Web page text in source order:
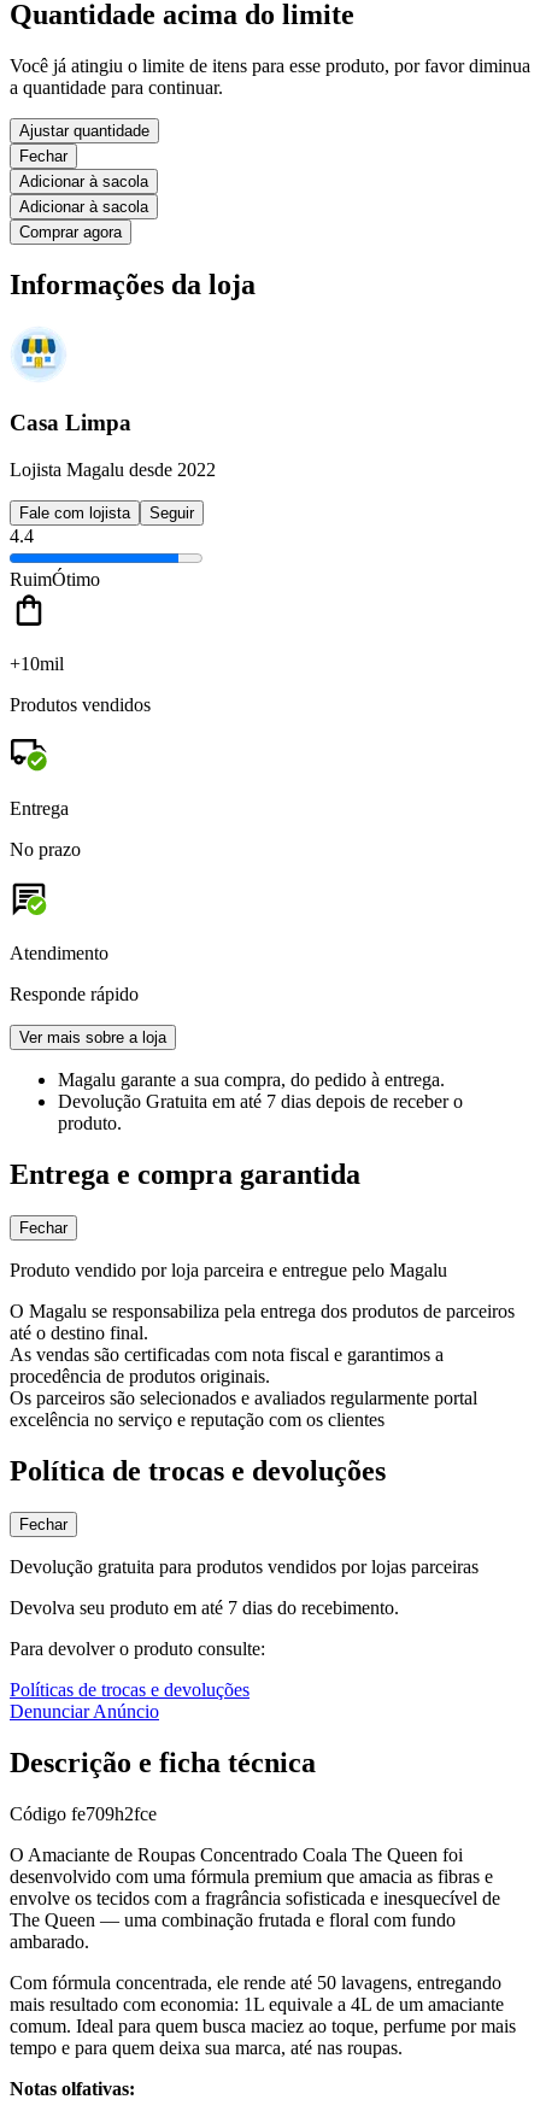
Quantidade acima do limite
Você já atingiu o limite de itens para esse produto, por favor diminua
a quantidade para continuar.
Ajustar quantidade
Fechar
Adicionar à sacola
Adicionar à sacola
Comprar agora
Informações da loja
Casa Limpa
Lojista Magalu desde 2022
Fale com lojista Seguir
4.4
RuimÓtimo
+10mil
Produtos vendidos
Entrega
No prazo
Atendimento
Responde rápido
Ver mais sobre a loja
Magalu garante a sua compra, do pedido à entrega.
Devolução Gratuita em até 7 dias depois de receber o
produto.
Entrega e compra garantida
Fechar
Produto vendido por loja parceira e entregue pelo Magalu
O Magalu se responsabiliza pela entrega dos produtos de parceiros
até o destino final.
As vendas são certificadas com nota fiscal e garantimos a
procedência de produtos originais.
Os parceiros são selecionados e avaliados regularmente portal
excelência no serviço e reputação com os clientes
Política de trocas e devoluções
Fechar
Devolução gratuita para produtos vendidos por lojas parceiras
Devolva seu produto em até 7 dias do recebimento.
Para devolver o produto consulte:
Políticas de trocas e devoluções
Denunciar Anúncio
Descrição e ficha técnica
Código fe709h2fce
O Amaciante de Roupas Concentrado Coala The Queen foi
desenvolvido com uma fórmula premium que amacia as fibras e
envolve os tecidos com a fragrância sofisticada e inesquecível de
The Queen — uma combinação frutada e floral com fundo
ambarado.
Com fórmula concentrada, ele rende até 50 lavagens, entregando
mais resultado com economia: 1L equivale a 4L de um amaciante
comum. Ideal para quem busca maciez ao toque, perfume por mais
tempo e para quem deixa sua marca, até nas roupas.
Notas olfativas: